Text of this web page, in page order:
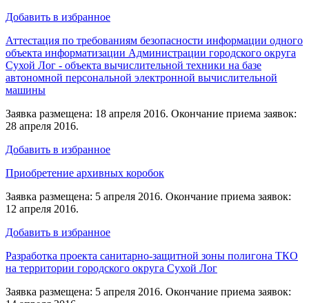
Добавить в избранное
Аттестация по требованиям безопасности информации одного
объекта информатизации Администрации городского округа
Сухой Лог - объекта вычислительной техники на базе
автономной персональной электронной вычислительной
машины
Заявка размещена: 18 апреля 2016. Окончание приема заявок:
28 апреля 2016.
Добавить в избранное
Приобретение архивных коробок
Заявка размещена: 5 апреля 2016. Окончание приема заявок:
12 апреля 2016.
Добавить в избранное
Разработка проекта санитарно-защитной зоны полигона ТКО
на территории городского округа Сухой Лог
Заявка размещена: 5 апреля 2016. Окончание приема заявок: